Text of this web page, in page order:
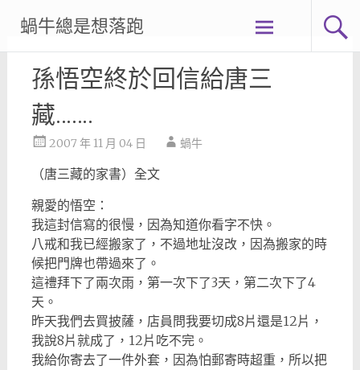
content
蝸牛總是想落跑
孫悟空終於回信給唐三
藏…….
2007 年 11 月 04 日 蝸牛
（唐三藏的家書）全文
親愛的悟空：
我這封信寫的很慢，因為知道你看字不快。
八戒和我已經搬家了，不過地址沒改，因為搬家的時
候把門牌也帶過來了。
這禮拜下了兩次雨，第一次下了3天，第二次下了4
天。
昨天我們去買披薩，店員問我要切成8片還是12片，
我說8片就成了，12片吃不完。
我給你寄去了一件外套，因為怕郵寄時超重，所以把